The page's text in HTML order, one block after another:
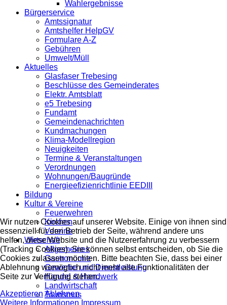
Wahlergebnisse
Bürgerservice
Amtssignatur
Amtshelfer HelpGV
Formulare A-Z
Gebühren
Umwelt/Müll
Aktuelles
Glasfaser Trebesing
Beschlüsse des Gemeinderates
Elektr. Amtsblatt
e5 Trebesing
Fundamt
Gemeindenachrichten
Kundmachungen
Klima-Modellregion
Neuigkeiten
Termine & Veranstaltungen
Verordnungen
Wohnungen/Baugründe
Energieefizienrichtlinie EEDIII
Bildung
Kultur & Vereine
Feuerwehren
Kirchen
Vereine
Wirtschaft
Allgemeines
Gastronomie
Gewerbe und Dienstleistung
Handel & Handwerk
Landwirtschaft
Tourismus
Wir nutzen Cookies auf unserer Website. Einige von ihnen sind
essenziell für den Betrieb der Seite, während andere uns
helfen, diese Website und die Nutzererfahrung zu verbessern
(Tracking Cookies). Sie können selbst entscheiden, ob Sie die
Cookies zulassen möchten. Bitte beachten Sie, dass bei einer
Ablehnung womöglich nicht mehr alle Funktionalitäten der
Seite zur Verfügung stehen.
Akzeptieren Ablehnen
Weitere Informationen Impressum